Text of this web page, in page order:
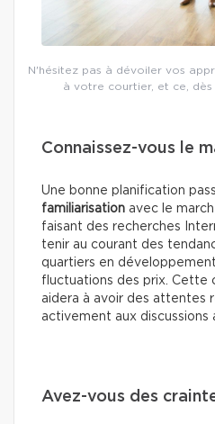
N'hésitez pas à dévoiler vos
à votre courtier, et ce,
Connaissez-vous le
Une bonne planification
familiarisation avec le
faisant des recherches
tenir au courant des
quartiers en
fluctuations des prix. Cette
aidera à avoir des attentes
activement aux discussions
Avez-vous des